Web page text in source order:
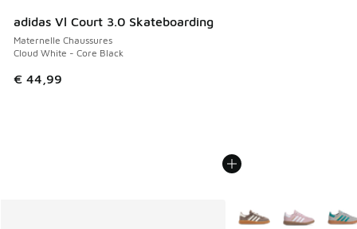
adidas Vl Court 3.0 Skateboarding
Maternelle Chaussures
Cloud White - Core Black
€ 44,99
Plus de couleurs